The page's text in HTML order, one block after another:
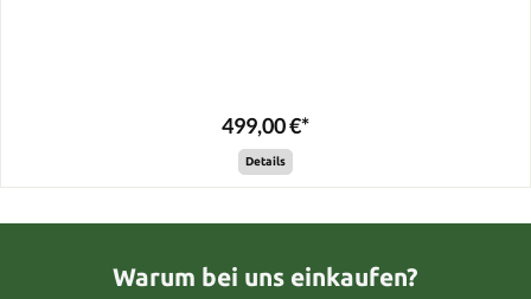
499,00 €*
Details
Warum bei uns einkaufen?